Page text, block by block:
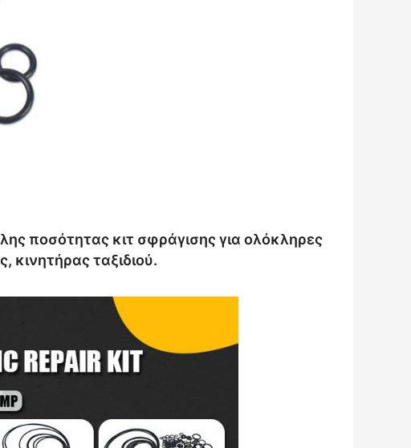
ποσότητας κιτ σφράγισης για ολόκληρες
κινητήρας ταξιδιού.